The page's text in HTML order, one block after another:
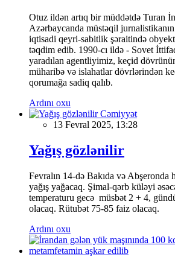
Otuz ildən artıq bir müddətdə Turan
Azərbaycanda müstəqil
iqtisadi qeyri-sabitlik şəraitində
təqdim edib. 1990-cı ildə - Sovet
yaradılan agentliyimiz, keçid
müharibə və islahatlar dövrlərindən
qorumağa sadiq qalıb.
Ardını oxu
Cəmiyyət
13 Fevral 2025, 13:28
Yağış gözlənilir
Fevralın 14-də Bakıda və Abşeronda
yağış yağacaq. Şimal-qərb küləyi
temperaturu gecə müsbət 2 + 4,
olacaq. Rütubət 75-85 faiz olacaq.
Ardını oxu